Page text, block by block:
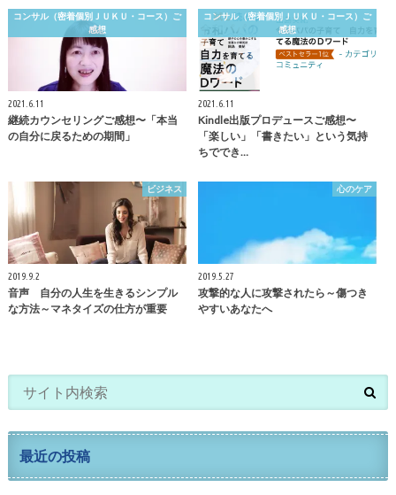
コンサル（密着個別ＪＵＫＵ・コース）ご
感想
2021.6.11
継続カウンセリングご感想〜「本当
の自分に戻るための期間」
コンサル（密着個別ＪＵＫＵ・コース）ご
感想
2021.6.11
Kindle出版プロデュースご感想〜
「楽しい」「書きたい」という気持
ちででき…
ビジネス
2019.9.2
音声 自分の人生を生きるシンプル
な方法～マネタイズの仕方が重要
心のケア
2019.5.27
攻撃的な人に攻撃されたら～傷つき
やすいあなたへ
最近の投稿